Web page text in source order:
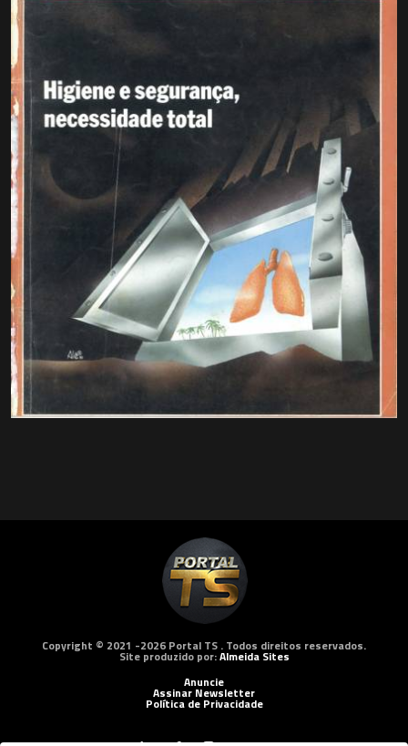
Copyright © 2021 -2026 Portal TS . Todos direitos reservados.
Site produzido por:Almeida Sites
Anuncie
Assinar Newsletter
Política de Privacidade